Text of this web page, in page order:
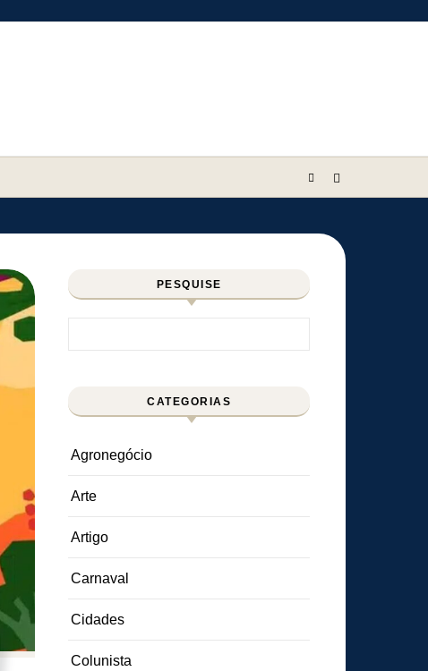
PESQUISE
CATEGORIAS
Agronegócio
Arte
Artigo
Carnaval
Cidades
Colunista